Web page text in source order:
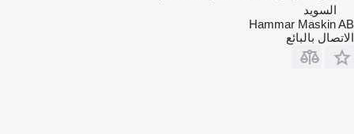
السويد
Hammar Maskin AB
الاتصال بالبائع